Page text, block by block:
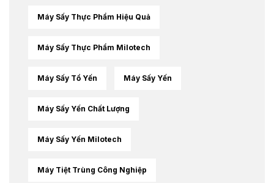
Máy Sấy Thực Phẩm Hiệu Quả
Máy Sấy Thực Phẩm Milotech
Máy Sấy Tổ Yến Máy Sấy Yến
Máy Sấy Yến Chất Lượng
Máy Sấy Yến Milotech
Máy Tiệt Trùng Công Nghiệp